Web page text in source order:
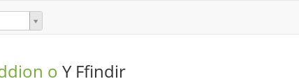
o Y Ffindir